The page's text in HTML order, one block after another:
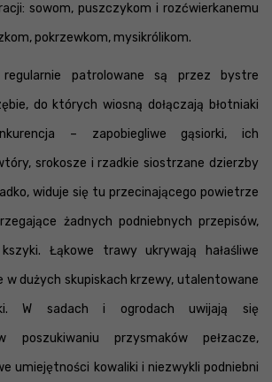
sowom, puszczykom i rozćwierkanemu
pokrzewkom, mysikrólikom.
regularnie patrolowane są przez bystre
do których wiosną dołączają błotniaki
– zapobiegliwe gąsiorki, ich
srokosze i rzadkie siostrzane dzierzby
widuje się tu przecinającego powietrze
żadnych podniebnych przepisów,
Łąkowe trawy ukrywają hałaśliwe
w dużych skupiskach krzewy, utalentowane
W sadach i ogrodach uwijają się
poszukiwaniu przysmaków pełzacze,
umiejętności kowaliki i niezwykli podniebni